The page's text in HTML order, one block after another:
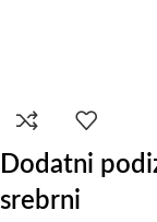
Dodatni
srebrni